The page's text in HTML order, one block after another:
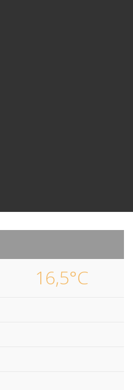
16,5°C